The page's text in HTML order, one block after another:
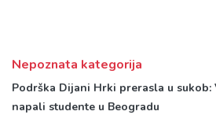
Nepoznata kategorija
Podrška Dijani Hrki prerasla u sukob:
napali studente u Beogradu